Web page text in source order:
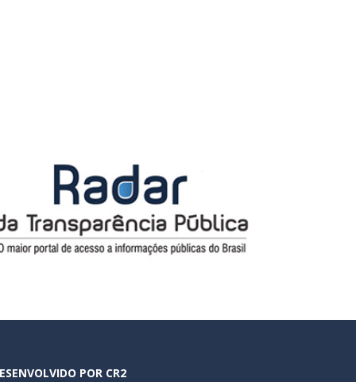
POR CR2